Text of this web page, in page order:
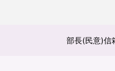
部長(民意)信